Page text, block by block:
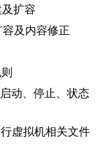
扩容
及内容修正
动、停止、状态
虚拟机相关文件